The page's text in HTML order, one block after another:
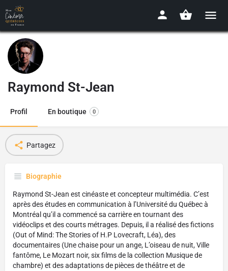
Raymond St-Jean
Profil En boutique 0
Partagez
Biographie
Raymond St-Jean est cinéaste et concepteur multimédia. C’est
après des études en communication à l’Université du Québec à
Montréal qu’il a commencé sa carrière en tournant des
vidéoclips et des courts métrages. Depuis, il a réalisé des fictions
(Out of Mind: The Stories of H.P Lovecraft, Léa), des
documentaires (Une chaise pour un ange, L’oiseau de nuit, Ville
fantôme, Le Mozart noir, six films de la collection Musique de
chambre) et des adaptations de pièces de théâtre et de